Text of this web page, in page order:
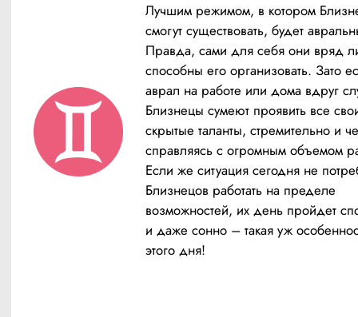
Лучшим режимом, в котором
смогут существовать, будет
Правда, сами для себя они вряд
способны его организовать. Зато
аврал на работе или дома вдруг
Близнецы сумеют проявить все
скрытые таланты, стремительно и
справляясь с огромным объемом
Если же ситуация сегодня не
Близнецов работать на пределе
возможностей, их день пройдет
и даже сонно – такая уж
этого дня!